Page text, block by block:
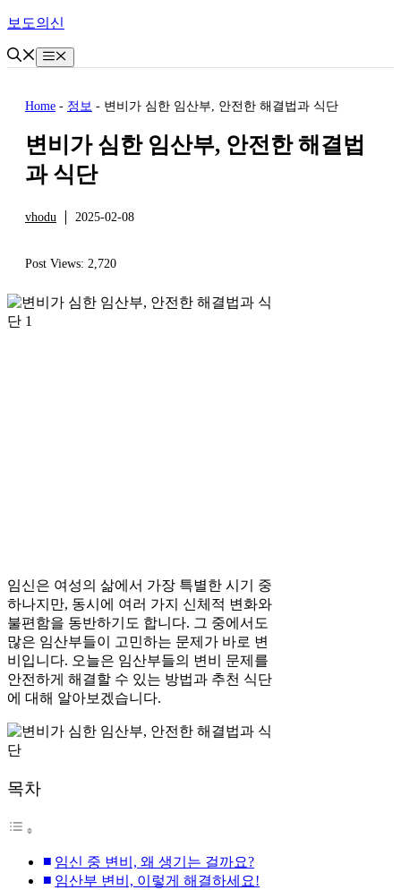
Skip
content
보도의신
Menu
Home - 정보 - 변비가 심한 임산부, 안전한 해결법과 식단
변비가 심한 임산부, 안전한 해결법
과 식단
vhodu 2025-02-08
Post Views: 2,720
임신은 여성의 삶에서 가장 특별한 시기 중
하나지만, 동시에 여러 가지 신체적 변화와
불편함을 동반하기도 합니다. 그 중에서도
많은 임산부들이 고민하는 문제가 바로 변
비입니다. 오늘은 임산부들의 변비 문제를
안전하게 해결할 수 있는 방법과 추천 식단
에 대해 알아보겠습니다.
목차
임신 중 변비, 왜 생기는 걸까요?
임산부 변비, 이렇게 해결하세요!